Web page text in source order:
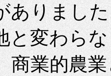
ありまし
と変わら
商業的農